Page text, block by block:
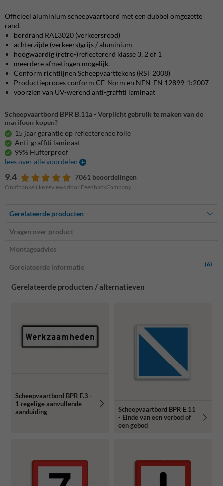
Officieel aluminium scheepvaartbord met een dubbel omgezette
rand.
bordrand RAL3020 (verkeersrood)
achterzijde (verkeers)grijs / aluminium
hoogwaardig (retro-)reflecterend klasse 3, 2 of 1
meerdere afmetingen mogelijk.
Conform richtlijnen Scheepvaarttekens (RST 2008)
Productieproces conform CE-Norm en NEN-EN 12899-1:2007
voorzien van UV-werend anti-graffiti laminaat
Scheepvaartbord BPR B.11a - Verplicht gebruik te maken van de
marifoon kopen?
15 jaar garantie op reflecterende folie
Anti-graffiti laminaat
99% Hufterproof
lees over alle voordelen
9.4 7061 beoordelingen
Onafhankelijke reviews door FeedbackCompany
Gerelateerde producten
Vragen over product
Montageadvies
Gerelateerde informatie (6)
Gerelateerde producten / alternatieven
Scheepvaartbord BPR F.3 -
1 regelige aanvullende
aanduiding
Scheepvaartbord BPR E.11
- Einde van een verbod of
een gebod